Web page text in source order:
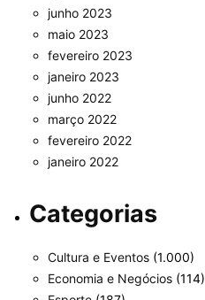
junho 2023
maio 2023
fevereiro 2023
janeiro 2023
junho 2022
março 2022
fevereiro 2022
janeiro 2022
Categorias
Cultura e Eventos (1.000)
Economia e Negócios (114)